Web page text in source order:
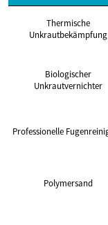
Thermische
Unkrautbekämpfung
Biologischer
Unkrautvernichter
Professionelle
Polymersand